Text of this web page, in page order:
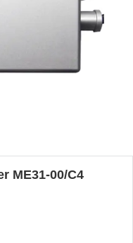
ME31-00/C4